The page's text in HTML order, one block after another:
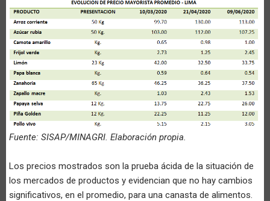
Fuente: SISAP/MINAGRI. Elaboración propia.
Los precios mostrados son la prueba ácida de la situación de
los mercados de productos y evidencian que no hay cambios
significativos, en el promedio, para una canasta de alimentos.